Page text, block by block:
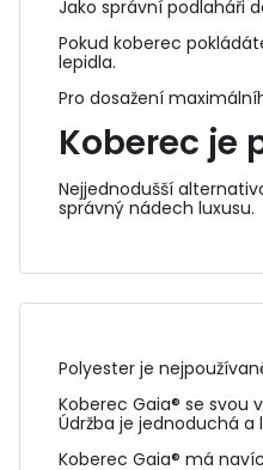
Jako správní podlaháři
Pokud koberec
lepidla.
Pro dosažení
Koberec je
Nejjednodušší
správný nádech luxusu.
Polyester je
Koberec Gaia® se
Údržba je jednoduchá a
Koberec Gaia® má